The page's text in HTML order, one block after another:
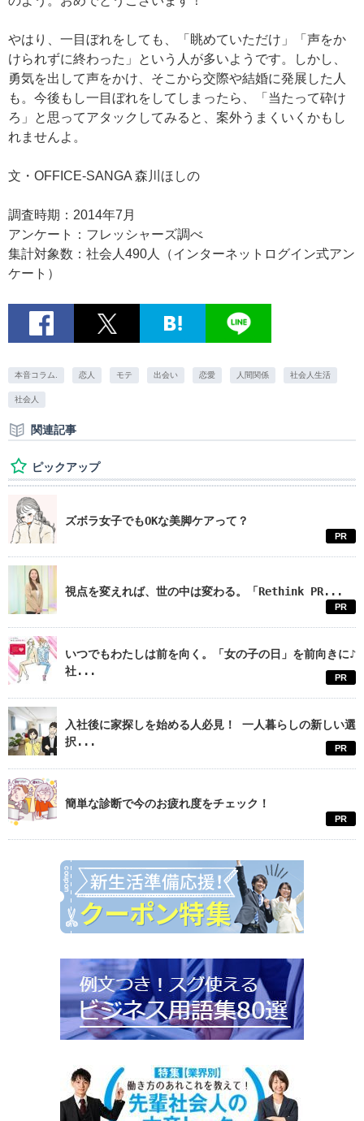
やはり、一目ぼれをしても、「眺めていただけ」「声をか
けられずに終わった」という人が多いようです。しかし、
勇気を出して声をかけ、そこから交際や結婚に発展した人
も。今後もし一目ぼれをしてしまったら、「当たって砕け
ろ」と思ってアタックしてみると、案外うまくいくかもし
れませんよ。
文・OFFICE-SANGA 森川ほしの
調査時期：2014年7月
アンケート：フレッシャーズ調べ
集計対象数：社会人490人（インターネットログイン式アン
ケート）
本音コラム. 恋人 モテ 出会い 恋愛 人間関係 社会人生活
社会人
関連記事
ピックアップ
ズボラ女子でもOKな美脚ケアって？
PR
視点を変えれば、世の中は変わる。「Rethink PR...
PR
いつでもわたしは前を向く。「女の子の日」を前向きに♪
社...
PR
入社後に家探しを始める人必見！ 一人暮らしの新しい選
択...
PR
簡単な診断で今のお疲れ度をチェック！
PR